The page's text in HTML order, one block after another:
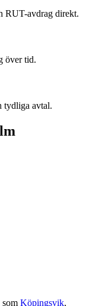
RUT-avdrag direkt.
över tid.
tydliga avtal.
Köpingsvik,